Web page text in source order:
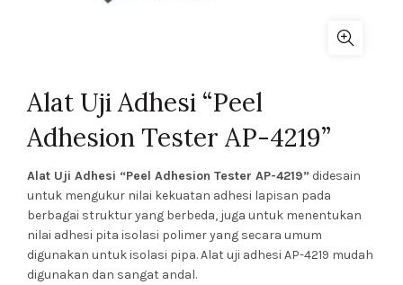
Alat Uji Adhesi “Peel
Adhesion Tester AP-4219”
Alat Uji Adhesi “Peel Adhesion Tester AP-4219” didesain
untuk mengukur nilai kekuatan adhesi lapisan pada
berbagai struktur yang berbeda, juga untuk menentukan
nilai adhesi pita isolasi polimer yang secara umum
digunakan untuk isolasi pipa. Alat uji adhesi AP-4219 mudah
digunakan dan sangat andal.